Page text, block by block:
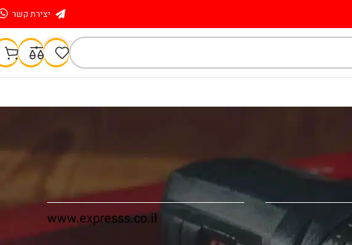
יצירת קשר
אתר
www.expresss.co.il